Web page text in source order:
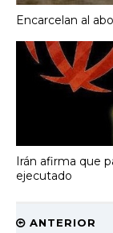
Encarcelan al
Irán afirma que
ejecutado
ANTERIOR